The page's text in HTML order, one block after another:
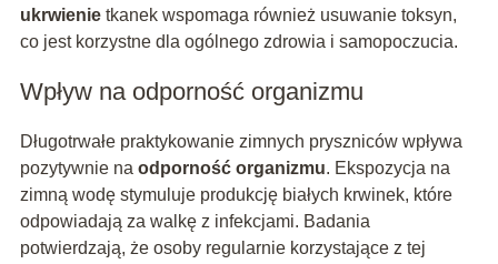
ukrwienietkanek wspomaga również usuwanie toksyn,
co jest korzystne dla ogólnego zdrowia i samopoczucia.
Wpływ na odporność organizmu
Długotrwałe praktykowanie zimnych pryszniców wpływa
pozytywnie na odporność organizmu. Ekspozycja na
zimną wodę stymuluje produkcję białych krwinek, które
odpowiadają za walkę z infekcjami. Badania
potwierdzają, że osoby regularnie korzystające z tej